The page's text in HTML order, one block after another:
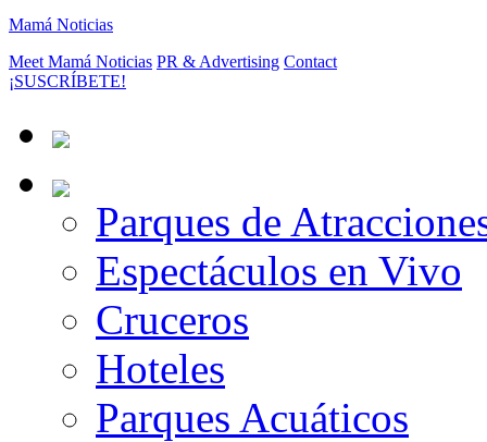
Mamá Noticias
Meet Mamá Noticias PR & Advertising Contact
¡SUSCRÍBETE!
Parques de
Espectáculos en Vivo
Cruceros
Hoteles
Parques Acuáticos